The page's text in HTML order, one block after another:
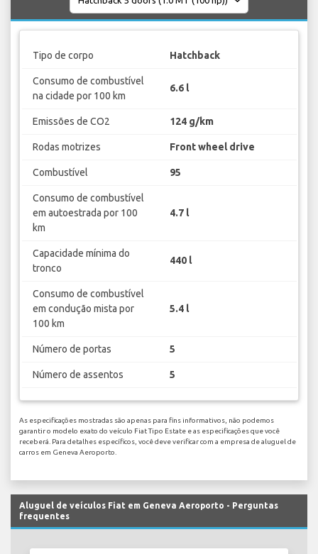
Tipo de corpo Hatchback
Consumo de combustível
na cidade por 100 km
6.6 l
Emissões de CO2 124 g/km
Rodas motrizes Front wheel drive
Combustível 95
Consumo de combustível
em autoestrada por 100
km
4.7 l
Capacidade mínima do
tronco
440 l
Consumo de combustível
em condução mista por
100 km
5.4 l
Número de portas 5
Número de assentos 5
As especificações mostradas são apenas para fins informativos, não podemos
garantir o modelo exato do veículo Fiat Tipo Estate e as especificações que você
receberá. Para detalhes específicos, você deve verificar com a empresa de aluguel de
carros em Geneva Aeroporto.
Aluguel de veículos Fiat em Geneva Aeroporto - Perguntas
frequentes